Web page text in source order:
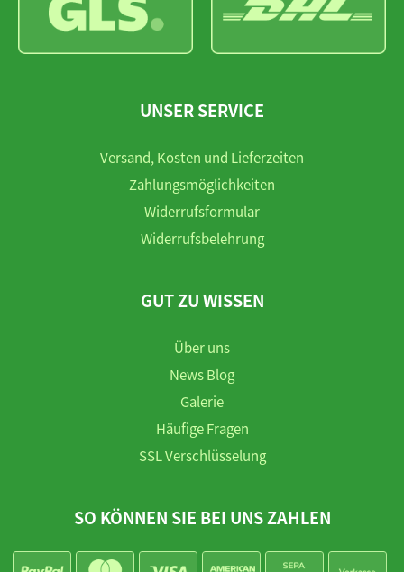
UNSER SERVICE
Versand, Kosten und Lieferzeiten
Zahlungsmöglichkeiten
Widerrufsformular
Widerrufsbelehrung
GUT ZU WISSEN
Über uns
News Blog
Galerie
Häufige Fragen
SSL Verschlüsselung
SO KÖNNEN SIE BEI UNS ZAHLEN